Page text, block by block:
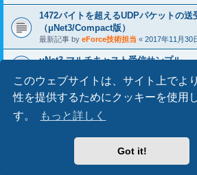
このウェブサイトは、サイト上でよ
性を提供するためにクッキーを使用
す。
もっと詳しく
Got it!
1472バイトを超えるUDPパケットの送
（μNet3/Compact版）
最新記事 by eForce技術担当 « 2017年11月30
uNet3 マルチキャスト受信サンプル
phpBB® Forum Software ©
Japanese translation principally by